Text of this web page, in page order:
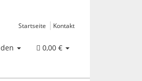
Startseite Kontakt
0,00 €